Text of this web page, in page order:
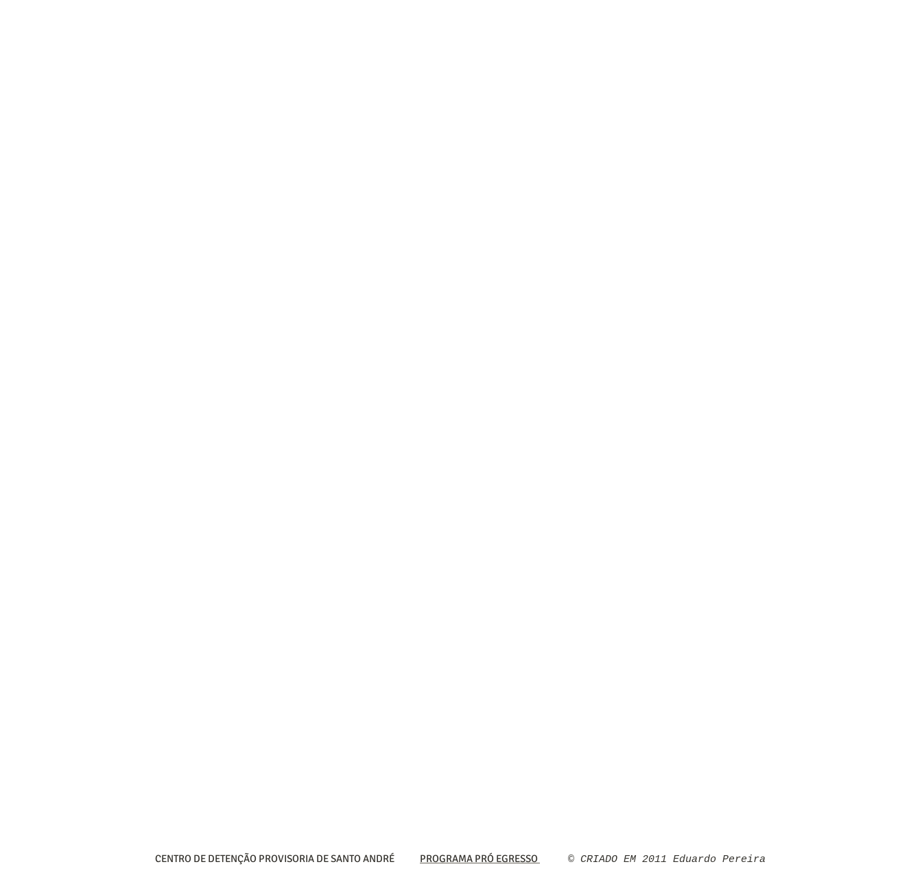
CENTRO DE DETENÇÃO PROVISORIA DE SANTO ANDRÉ PROGRAMA PRÓ EGRESSO ​© CRIADO EM 2011 Eduardo Pereira